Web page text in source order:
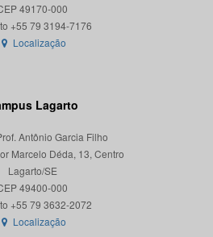
49170-000
Localização
Lagarto
Antônio Garcia Filho
Marcelo Déda, 13, Centro
Lagarto/SE
49400-000
Localização